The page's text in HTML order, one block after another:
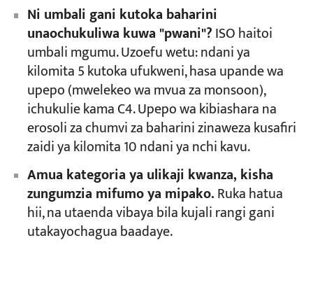
Ni umbali gani kutoka baharini
unaochukuliwa kuwa "pwani"?ISO haitoi
umbali mgumu. Uzoefu wetu: ndani ya
kilomita 5 kutoka ufukweni, hasa upande wa
upepo (mwelekeo wa mvua za monsoon),
ichukulie kama C4. Upepo wa kibiashara na
erosoli za chumvi za baharini zinaweza kusafiri
zaidi ya kilomita 10 ndani ya nchi kavu.
Amua kategoria ya ulikaji kwanza, kisha
zungumzia mifumo ya mipako.Ruka hatua
hii, na utaenda vibaya bila kujali rangi gani
utakayochagua baadaye.